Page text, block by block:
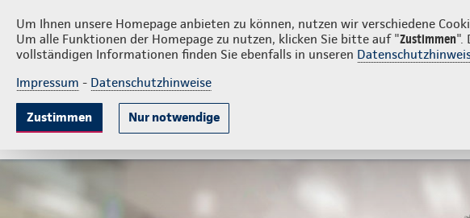
Um Ihnen unsere Homepage anbieten zu können, nutzen wir verschiedene
Um alle Funktionen der Homepage zu nutzen, klicken Sie bitte auf "Zustimmen".
vollständigen Informationen finden Sie ebenfalls in unseren
Impressum - Datenschutzhinweise
Zustimmen Nur notwendige
Geßmann & Oekels PrivatkundenFirmenkunden
KrankenversicherungLebensversicherung